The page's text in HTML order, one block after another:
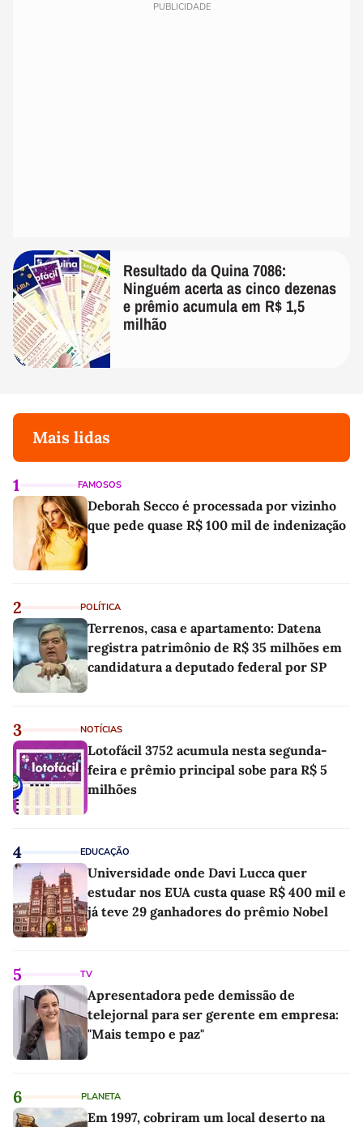
PUBLICIDADE
Resultado da Quina 7086:
Ninguém acerta as cinco dezenas
e prêmio acumula em R$ 1,5
milhão
Mais lidas
1 FAMOSOS
Deborah Secco é processada por vizinho
que pede quase R$ 100 mil de indenização
2 POLÍTICA
Terrenos, casa e apartamento: Datena
registra patrimônio de R$ 35 milhões em
candidatura a deputado federal por SP
3 NOTÍCIAS
Lotofácil 3752 acumula nesta segunda-
feira e prêmio principal sobe para R$ 5
milhões
4 EDUCAÇÃO
Universidade onde Davi Lucca quer
estudar nos EUA custa quase R$ 400 mil e
já teve 29 ganhadores do prêmio Nobel
5 TV
Apresentadora pede demissão de
telejornal para ser gerente em empresa:
"Mais tempo e paz"
6 PLANETA
Em 1997, cobriram um local deserto na